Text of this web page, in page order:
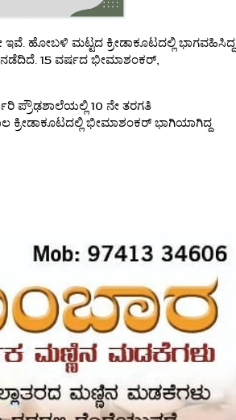
ಹೋಬಳಿ ಮಟ್ಟದ ಕ್ರೀಡಾಕೂಟದಲ್ಲಿ ಭಾಗವಹಿಸಿದ್ದ
ನಡೆದಿದೆ. 15 ವರ್ಷದ ಭೀಮಾಶಂಕರ್,
ಪ್ರೌಢಶಾಲೆಯಲ್ಲಿ 10 ನೇ ತರಗತಿ
ಕ್ರೀಡಾಕೂಟದಲ್ಲಿ ಭೀಮಾಶಂಕರ್ ಭಾಗಿಯಾಗಿದ್ದ